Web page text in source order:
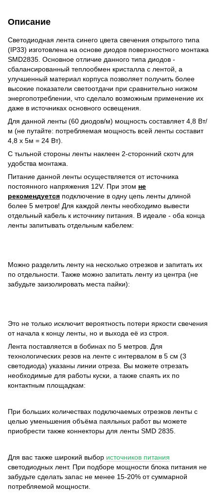
Описание
Светодиодная лента синего цвета свечения открытого типа
(IP33) изготовлена на основе диодов поверхностного монтажа
SMD2835. Основное отличие данного типа диодов -
сбалансированный теплообмен кристалла с лентой, а
улучшенный материал корпуса позволяет получить более
высокие показатели светоотдачи при сравнительно низком
энергопотреблении, что сделало возможным применение их
даже в источниках основного освещения.
Для данной ленты (60 диодов/м) мощность составляет 4,8 Вт/
м (не путайте: потребляемая мощность всей ленты составит
4,8 х 5м = 24 Вт).
С тыльной стороны ленты наклеен 2-сторонний скотч для
удобства монтажа.
Питание данной ленты осуществляется от источника
постоянного напряжения 12V. При этом не
рекомендуется подключение в одну цепь ленты длиной
более 5 метров! Для каждой ленты необходимо вывести
отдельный кабель к источнику питания. В идеале - оба конца
ленты запитывать отдельным кабелем:
Можно разделить ленту на несколько отрезков и запитать их
по отдельности. Также можно запитать ленту из центра (не
забудьте заизолировать места пайки):
Это не только исключит вероятность потери яркости свечения
от начала к концу ленты, но и выхода её из строя.
Лента поставляется в бобинах по 5 метров. Для
технологических резов на ленте с интервалом в 5 см (3
светодиода) указаны линии отреза. Вы можете отрезать
необходимые для работы куски, а также спаять их по
контактным площадкам:
При больших количествах подключаемых отрезков ленты с
целью уменьшения объёма паяльных работ вы можете
приобрести также коннекторы для ленты SMD 2835.
Для вас также широкий выбор источников питания
светодиодных лент. При подборе мощности блока питания не
забудьте сделать запас не менее 15-20% от суммарной
потребляемой мощности.